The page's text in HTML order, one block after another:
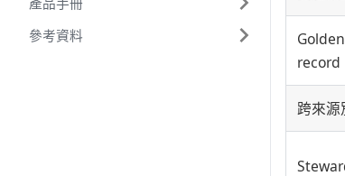
參考資料
Golden
record
跨來源